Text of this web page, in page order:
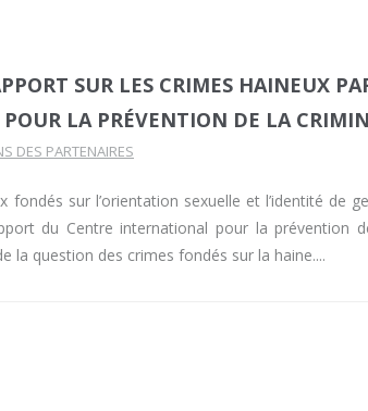
SUR LES CRIMES HAINEUX
LA PRÉVENTION DE LA
DES PARTENAIRES
fondés sur l’orientation sexuelle et l’identité de
du Centre international pour la prévention
la question des crimes fondés sur la haine.